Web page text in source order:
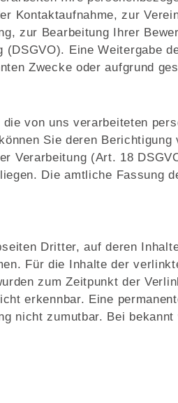
Kontaktaufnahme, zur
zur Bearbeitung Ihrer
Eine Weitergabe
Zwecke oder aufgrund
von uns verarbeiteten
Sie deren
Verarbeitung (Art. 18
Die amtliche Fassung
Dritter, auf deren
Für die Inhalte der
zum Zeitpunkt der
erkennbar. Eine
nicht zumutbar. Bei